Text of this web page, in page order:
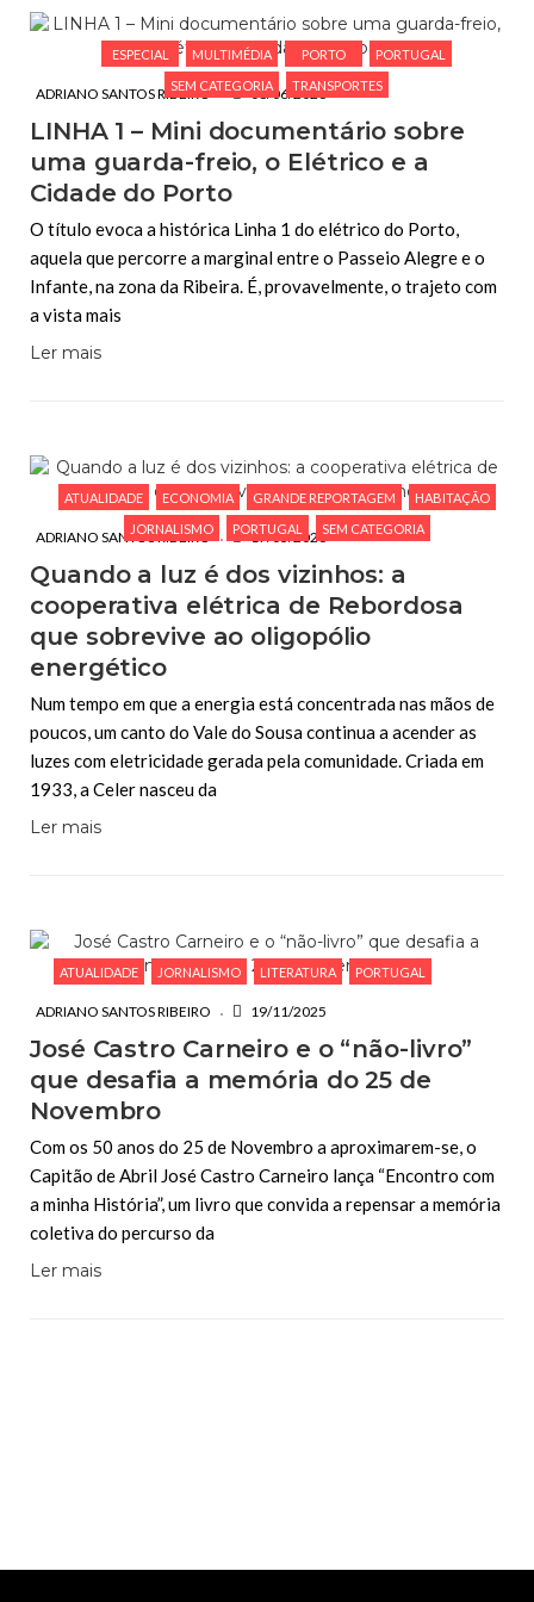
ESPECIAL MULTIMÉDIA PORTO
PORTUGAL
SEM CATEGORIA
TRANSPORTES
ADRIANO SANTOS RIBEIRO 08/06/2026
LINHA 1 – Mini documentário sobre
uma guarda-freio, o Elétrico e a
Cidade do Porto
O título evoca a histórica Linha 1 do elétrico do Porto,
aquela que percorre a marginal entre o Passeio Alegre e o
Infante, na zona da Ribeira. É, provavelmente, o trajeto com
a vista mais
Ler mais
ATUALIDADE ECONOMIA GRANDE REPORTAGEM
HABITAÇÃO
JORNALISMO
PORTUGAL SEM CATEGORIA
ADRIANO SANTOS RIBEIRO 17/03/2026
Quando a luz é dos vizinhos: a
cooperativa elétrica de Rebordosa
que sobrevive ao oligopólio
energético
Num tempo em que a energia está concentrada nas mãos de
poucos, um canto do Vale do Sousa continua a acender as
luzes com eletricidade gerada pela comunidade. Criada em
1933, a Celer nasceu da
Ler mais
ATUALIDADE JORNALISMO LITERATURA PORTUGAL
ADRIANO SANTOS RIBEIRO 19/11/2025
José Castro Carneiro e o “não-livro”
que desafia a memória do 25 de
Novembro
Com os 50 anos do 25 de Novembro a aproximarem-se, o
Capitão de Abril José Castro Carneiro lança “Encontro com
a minha História”, um livro que convida a repensar a memória
coletiva do percurso da
Ler mais